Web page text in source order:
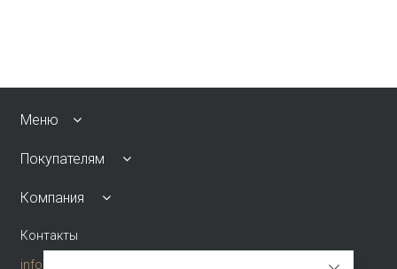
Меню
Покупателям
Компания
Контакты
info@emkafashion.ru